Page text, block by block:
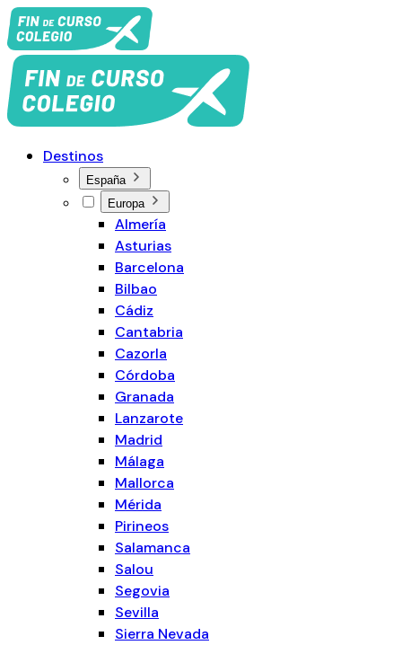
Destinos
España
Europa
Almería
Asturias
Barcelona
Bilbao
Cádiz
Cantabria
Cazorla
Córdoba
Granada
Lanzarote
Madrid
Málaga
Mallorca
Mérida
Pirineos
Salamanca
Salou
Segovia
Sevilla
Sierra Nevada